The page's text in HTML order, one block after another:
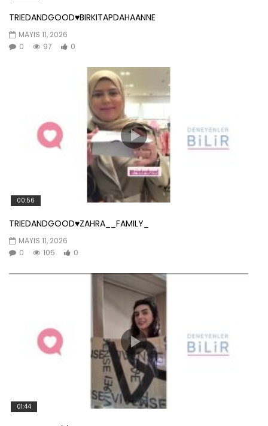
TRIEDANDGOOD♥️BIRKITAPDAHAANNE
MAYIS 11, 2026
0
97 0
00:56
TRIEDANDGOOD♥️ZAHRA__FAMILY_
MAYIS 11, 2026
0
105 0
01:44